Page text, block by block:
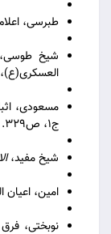
طبرسی، اعلام الوری،
العسكری(ع)، ۱۴۱۳ق، ص۹۲.
ج۱، ص۳۲۹.
شیخ مفید،
امین، اعیان الشیعه،